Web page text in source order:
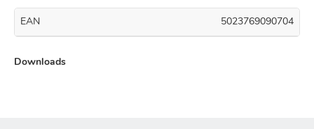
EAN 5023769090704
Downloads